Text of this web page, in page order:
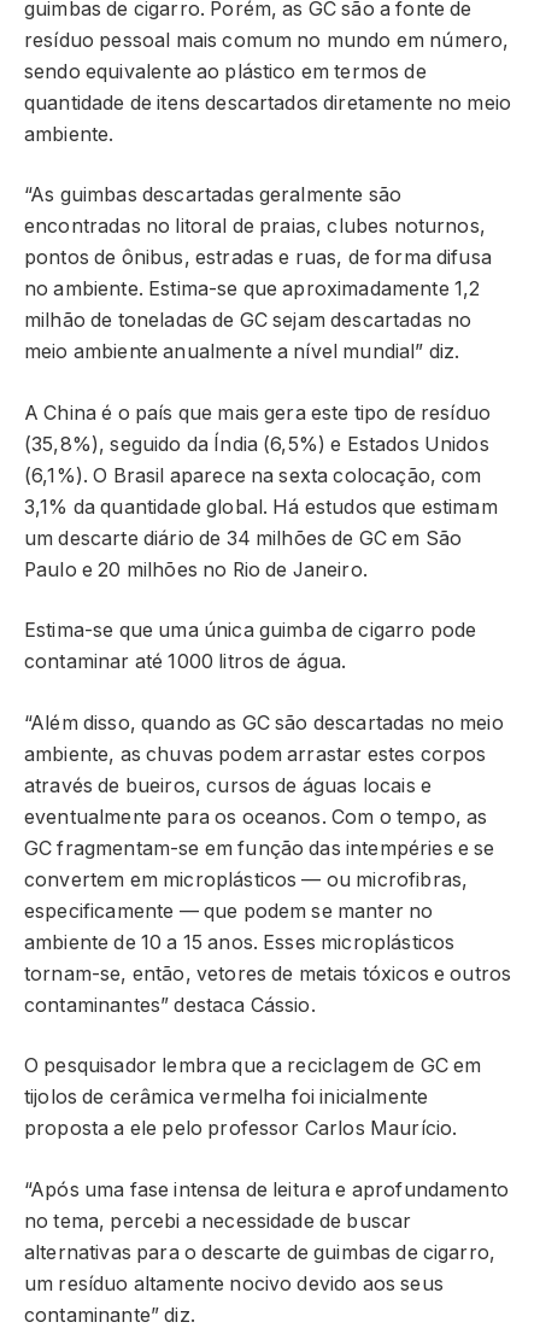
guimbas de cigarro. Porém, as GC são a fonte de
resíduo pessoal mais comum no mundo em número,
sendo equivalente ao plástico em termos de
quantidade de itens descartados diretamente no meio
ambiente.
“As guimbas descartadas geralmente são
encontradas no litoral de praias, clubes noturnos,
pontos de ônibus, estradas e ruas, de forma difusa
no ambiente. Estima-se que aproximadamente 1,2
milhão de toneladas de GC sejam descartadas no
meio ambiente anualmente a nível mundial” diz.
A China é o país que mais gera este tipo de resíduo
(35,8%), seguido da Índia (6,5%) e Estados Unidos
(6,1%). O Brasil aparece na sexta colocação, com
3,1% da quantidade global. Há estudos que estimam
um descarte diário de 34 milhões de GC em São
Paulo e 20 milhões no Rio de Janeiro.
Estima-se que uma única guimba de cigarro pode
contaminar até 1000 litros de água.
“Além disso, quando as GC são descartadas no meio
ambiente, as chuvas podem arrastar estes corpos
através de bueiros, cursos de águas locais e
eventualmente para os oceanos. Com o tempo, as
GC fragmentam-se em função das intempéries e se
convertem em microplásticos — ou microfibras,
especificamente — que podem se manter no
ambiente de 10 a 15 anos. Esses microplásticos
tornam-se, então, vetores de metais tóxicos e outros
contaminantes” destaca Cássio.
O pesquisador lembra que a reciclagem de GC em
tijolos de cerâmica vermelha foi inicialmente
proposta a ele pelo professor Carlos Maurício.
“Após uma fase intensa de leitura e aprofundamento
no tema, percebi a necessidade de buscar
alternativas para o descarte de guimbas de cigarro,
um resíduo altamente nocivo devido aos seus
contaminante” diz.